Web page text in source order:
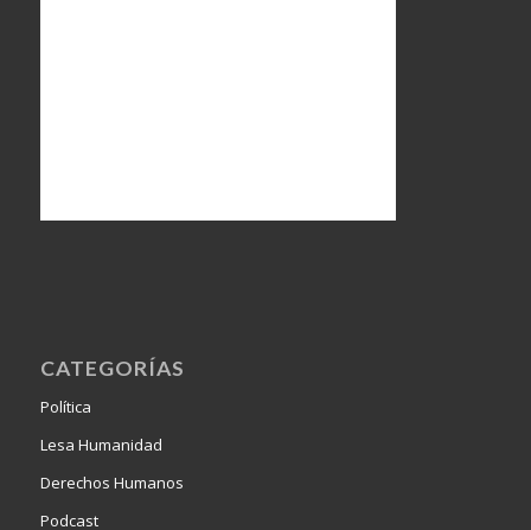
CATEGORÍAS
Política
Lesa Humanidad
Derechos Humanos
Podcast